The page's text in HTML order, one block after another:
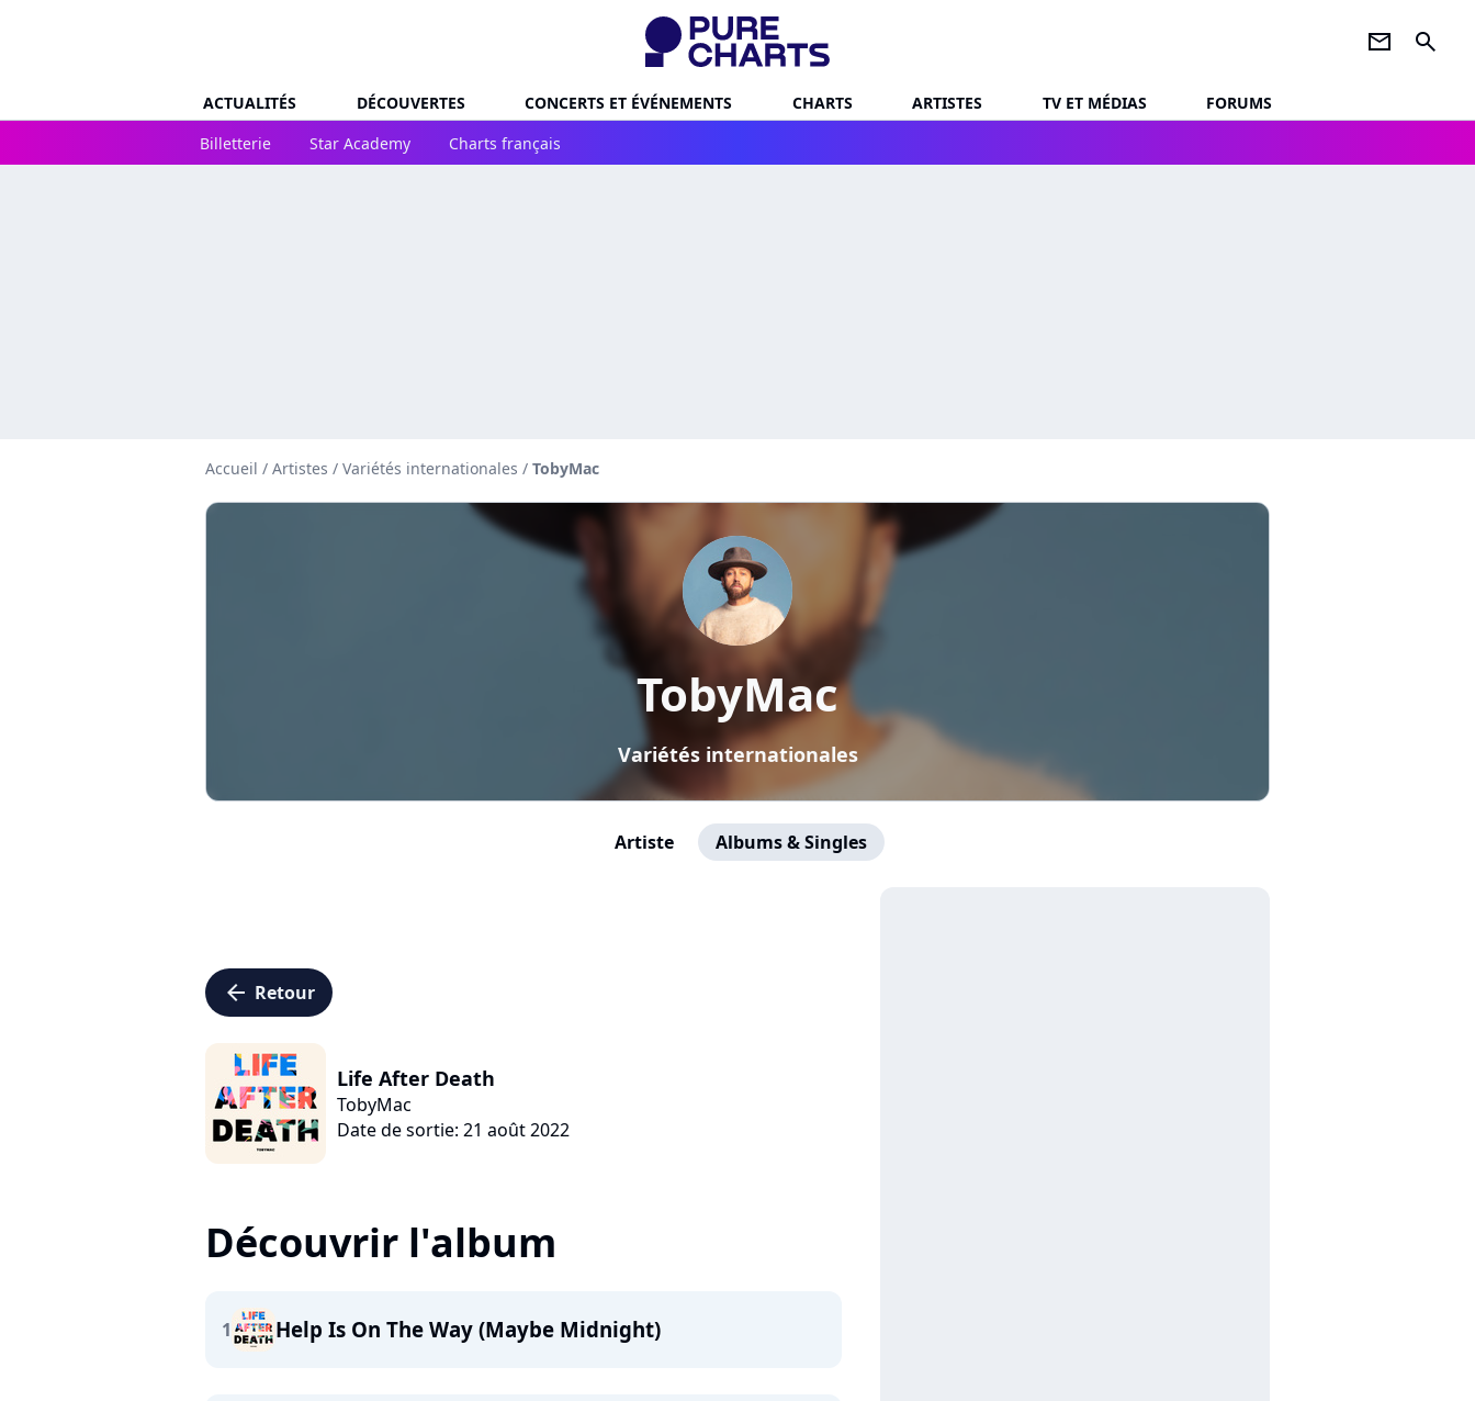
newsletter search
ACTUALITÉS DÉCOUVERTES CONCERTS ET ÉVÉNEMENTS CHARTS ARTISTES TV ET MÉDIAS
FORUMS
Billetterie
Star Academy Charts français
Accueil / Artistes / Variétés internationales / TobyMac
TobyMac
Variétés internationales
Artiste Albums & Singles
arrow_left Retour
Life After Death
TobyMac
Date de sortie: 21 août 2022
Découvrir l'album
1 Help Is On The Way (Maybe Midnight)